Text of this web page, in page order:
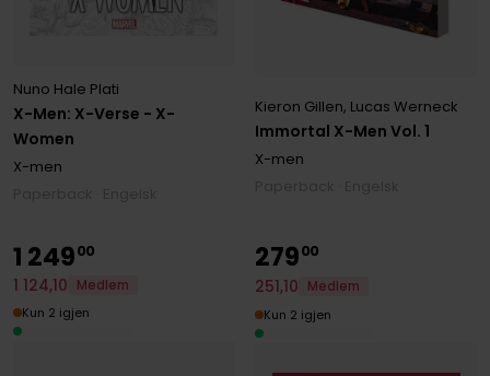
X-Men: X-Verse - X-
Women
Nuno Hale Plati
X-men
Immortal X-Men Vol. 1
Kieron Gillen, Lucas Werneck
X-men
1 24900
1 124,10
Medlem
Kun 2 igjen
27900
251,10
Medlem
Kun 2 igjen